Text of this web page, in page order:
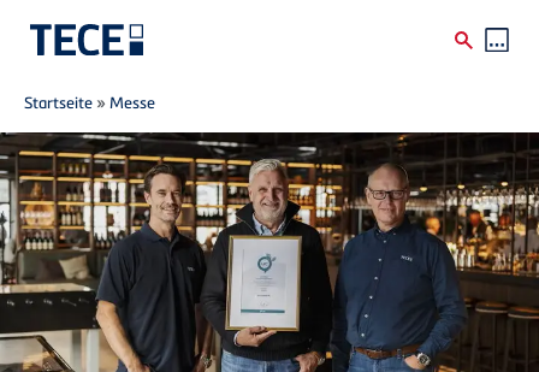
Direkt zum Inhalt
Breadcrumb
Startseite »Messe